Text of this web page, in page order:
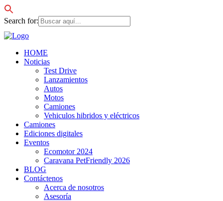
Search for:
HOME
Noticias
Test Drive
Lanzamientos
Autos
Motos
Camiones
Vehiculos hibridos y eléctricos
Camiones
Ediciones digitales
Eventos
Ecomotor 2024
Caravana PetFriendly 2026
BLOG
Contáctenos
Acerca de nosotros
Asesoría